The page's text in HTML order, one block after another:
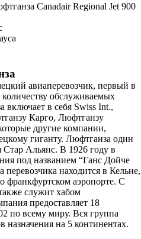
Canadair Regional Jet 900
авиаперевозчик, первый в
обслуживаемых
включает в себя Swiss Int.,
Карго, Люфтганзу
другие компании,
гиганту. Люфтганза один
Стар Альянс. В 1926 году в
под названием “Ганс Дойче
находится в Кельне,
франкфуртском аэропорте. С
служит хабом
предоставляет 18
по всему миру. Вся группа
назначения на 5 континентах.